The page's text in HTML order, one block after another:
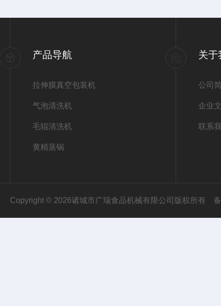
产品导航
拉伸膜真空包装机
气泡清洗机
毛辊清洗机
黄精蒸锅
关于
公司
企业
联系
Copyright © 2026诸城市广瑞食品机械有限公司版权所有